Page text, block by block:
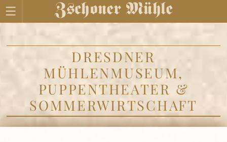
DRESDNER
MÜHLENMUSEUM,
PUPPENTHEATER &
SOMMERWIRTSCHAFT